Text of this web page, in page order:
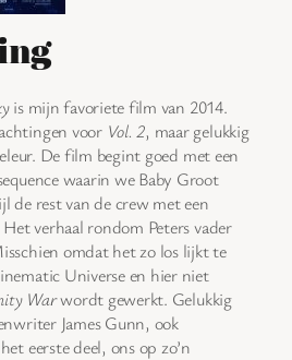
is mijn favoriete film van 2014.
voor Vol. 2, maar gelukkig
De film begint goed met een
waarin we Baby Groot
de rest van de crew met een
verhaal rondom Peters vader
omdat het zo los lijkt te
Universe en hier niet
Warwordt gewerkt. Gelukkig
James Gunn, ook
eerste deel, ons op zo’n